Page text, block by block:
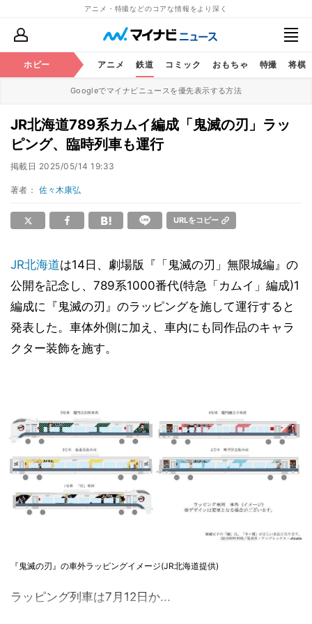
アニメ・特撮などのコアな情報をより深く
ホビー アニメ 鉄道 コミック おもちゃ 特撮 将棋
Googleでマイナビニュースを優先表示する方法
JR北海道789系カムイ編成「鬼滅の刃」ラッ
ピング、臨時列車も運行
掲載日 2025/05/14 19:33
著者： 佐々木康弘
URLをコピー
JR北海道は14日、劇場版『「鬼滅の刃」無限城編』の
公開を記念し、789系1000番代(特急「カムイ」編成)1
編成に『鬼滅の刃』のラッピングを施して運行すると
発表した。車体外側に加え、車内にも同作品のキャラ
クター装飾を施す。
『鬼滅の刃』の車外ラッピングイメージ(JR北海道提供)
ラッピング列車は7月12日か...